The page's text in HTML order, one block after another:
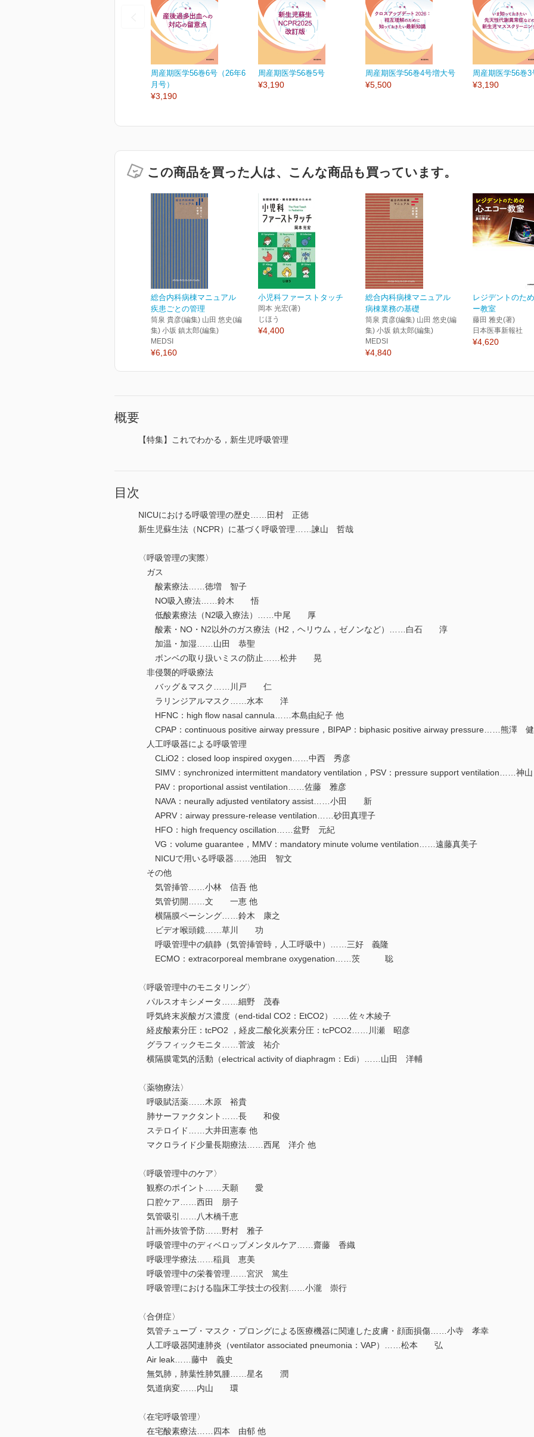
周産期医学56巻6号（26年6
月号）
¥3,190
周産期医学56巻5号
¥3,190
周産期医学56巻4号増大号
¥5,500
周産期医学56巻3
¥3,190
この商品を買った人は、こんな商品も買っています。
総合内科病棟マニュアル
疾患ごとの管理
筒泉 貴彦(編集) 山田 悠史(編
集) 小坂 鎮太郎(編集)
MEDSI
¥6,160
小児科ファーストタッチ
岡本 光宏(著)
じほう
¥4,400
総合内科病棟マニュアル
病棟業務の基礎
筒泉 貴彦(編集) 山田 悠史(編
集) 小坂 鎮太郎(編集)
MEDSI
¥4,840
レジデントのた
ー教室
藤田 雅史(著)
日本医事新報社
¥4,620
概要
【特集】これでわかる，新生児呼吸管理
目次
NICUにおける呼吸管理の歴史……田村 正徳
新生児蘇生法（NCPR）に基づく呼吸管理……諫山 哲哉
〈呼吸管理の実際〉
ガス
酸素療法……徳増 智子
NO吸入療法……鈴木 悟
低酸素療法（N2吸入療法）……中尾 厚
酸素・NO・N2以外のガス療法（H2，ヘリウム，ゼノンなど）……白石 淳
加温・加湿……山田 恭聖
ボンベの取り扱いミスの防止……松井 晃
非侵襲的呼吸療法
バッグ＆マスク……川戸 仁
ラリンジアルマスク……水本 洋
HFNC：high flow nasal cannula……本島由紀子 他
CPAP：continuous positive airway pressure，BIPAP：biphasic positive airway pressure……熊澤
人工呼吸器による呼吸管理
CLiO2：closed loop inspired oxygen……中西 秀彦
SIMV：synchronized intermittent mandatory ventilation，PSV：pressure support ventilation……神
PAV：proportional assist ventilation……佐藤 雅彦
NAVA：neurally adjusted ventilatory assist……小田 新
APRV：airway pressure-release ventilation……砂田真理子
HFO：high frequency oscillation……盆野 元紀
VG：volume guarantee，MMV：mandatory minute volume ventilation……遠藤真美子
NICUで用いる呼吸器……池田 智文
その他
気管挿管……小林 信吾 他
気管切開……文 一恵 他
横隔膜ペーシング……鈴木 康之
ビデオ喉頭鏡……草川 功
呼吸管理中の鎮静（気管挿管時，人工呼吸中）……三好 義隆
ECMO：extracorporeal membrane oxygenation……茨 聡
〈呼吸管理中のモニタリング〉
パルスオキシメータ……細野 茂春
呼気終末炭酸ガス濃度（end-tidal CO2：EtCO2）……佐々木綾子
経皮酸素分圧：tcPO2 ，経皮二酸化炭素分圧：tcPCO2……川瀬 昭彦
グラフィックモニタ……菅波 祐介
横隔膜電気的活動（electrical activity of diaphragm：Edi）……山田 洋輔
〈薬物療法〉
呼吸賦活薬……木原 裕貴
肺サーファクタント……長 和俊
ステロイド……大井田憲泰 他
マクロライド少量長期療法……西尾 洋介 他
〈呼吸管理中のケア〉
観察のポイント……天願 愛
口腔ケア……西田 朋子
気管吸引……八木橋千恵
計画外抜管予防……野村 雅子
呼吸管理中のディベロップメンタルケア……齋藤 香織
呼吸理学療法……稲員 恵美
呼吸管理中の栄養管理……宮沢 篤生
呼吸管理における臨床工学技士の役割……小瀧 崇行
〈合併症〉
気管チューブ・マスク・プロングによる医療機器に関連した皮膚・顔面損傷……小寺 孝幸
人工呼吸器関連肺炎（ventilator associated pneumonia：VAP）……松本 弘
Air leak……藤中 義史
無気肺，肺葉性肺気腫……星名 潤
気道病変……内山 環
〈在宅呼吸管理〉
在宅酸素療法……四本 由郁 他